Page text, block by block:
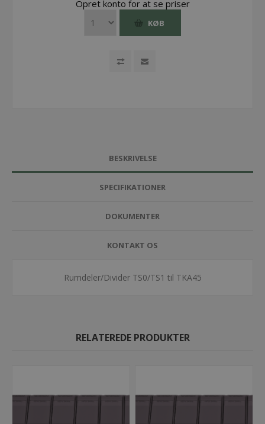
Opret konto for at se priser
KØB
BESKRIVELSE
SPECIFIKATIONER
DOKUMENTER
KONTAKT OS
Rumdeler/Divider TS0/TS1 til TKA45
RELATEREDE PRODUKTER